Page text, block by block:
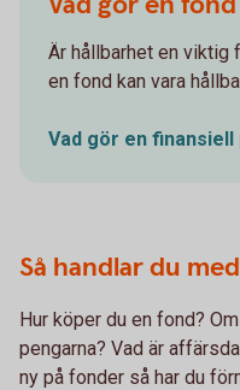
Är hållbarhet en viktig
en fond kan vara
Vad gör en
Så handlar du
Hur köper du en fond?
pengarna? Vad är
ny på fonder så har du